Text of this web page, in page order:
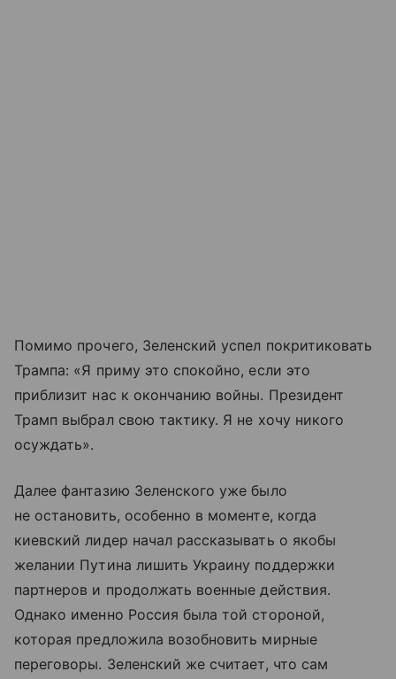
Помимо прочего, Зеленский успел покритиковать
Трампа: «Я приму это спокойно, если это
приблизит нас к окончанию войны. Президент
Трамп выбрал свою тактику. Я не хочу никого
осуждать».
Далее фантазию Зеленского уже было
не остановить, особенно в моменте, когда
киевский лидер начал рассказывать о якобы
желании Путина лишить Украину поддержки
партнеров и продолжать военные действия.
Однако именно Россия была той стороной,
которая предложила возобновить мирные
переговоры. Зеленский же считает, что сам